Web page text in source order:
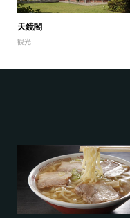
天鏡閣
観光